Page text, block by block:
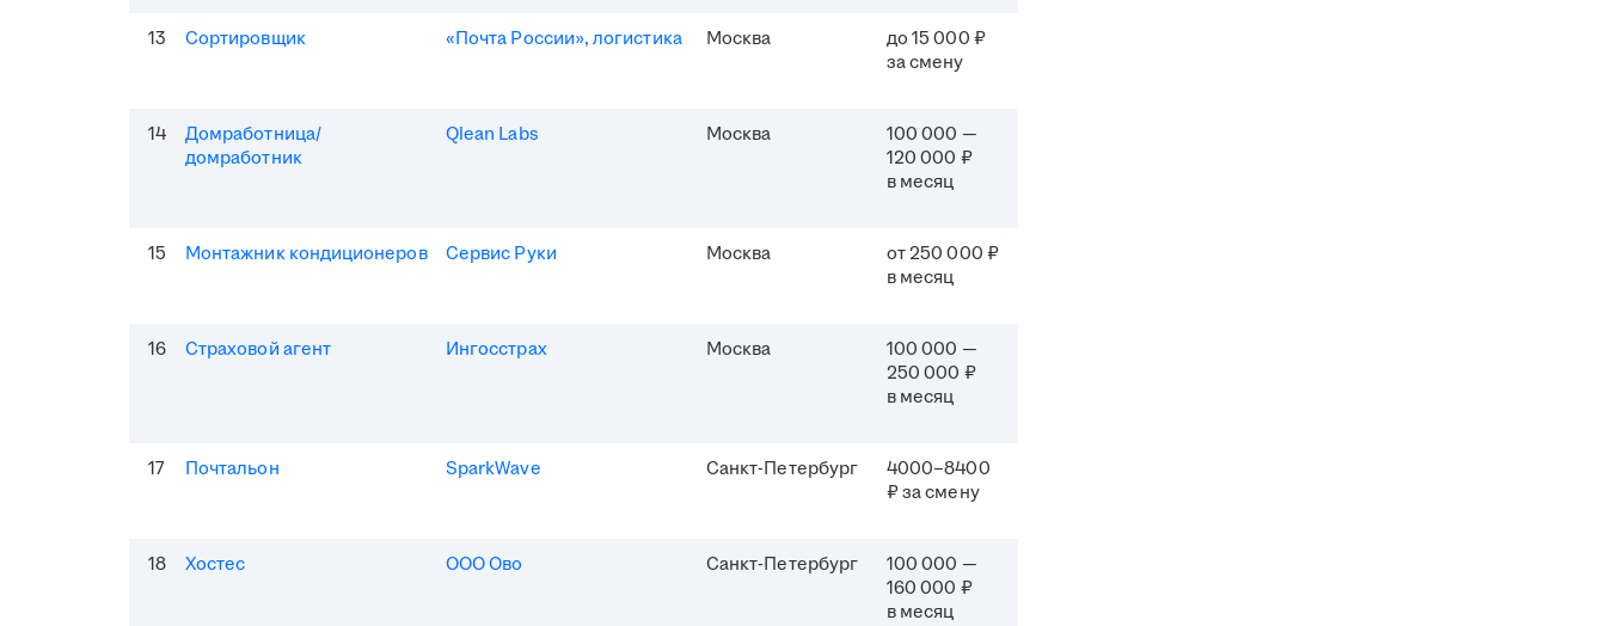
13 Сортировщик «Почта России», логистика Москва
до 15 000 ₽
за смену
14
Домработница/
домработник
Qlean Labs Москва
100 000 —
120 000 ₽
в месяц
15 Монтажник кондиционеров Сервис Руки Москва
от 250 000 ₽
в месяц
16 Страховой агент Ингосстрах Москва
100 000 —
250 000 ₽
в месяц
17 Почтальон SparkWave Санкт-Петербург
4000–8400
₽ за смену
18 Хостес ООО Ово Санкт-Петербург
100 000 —
160 000 ₽
в месяц